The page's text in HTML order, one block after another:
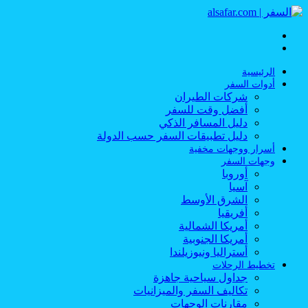
الرئيسية
أدوات السفر
شركات الطيران
أفضل وقت للسفر
دليل المسافر الذكي
دليل تطبيقات السفر حسب الدولة
أسرار ووجهات مخفية
وجهات السفر
أوروبا
آسيا
الشرق الأوسط
أفريقيا
أمريكا الشمالية
أمريكا الجنوبية
أستراليا ونيوزيلندا
تخطيط الرحلات
جداول سياحية جاهزة
تكاليف السفر والميزانيات
مقارنات الوجهات